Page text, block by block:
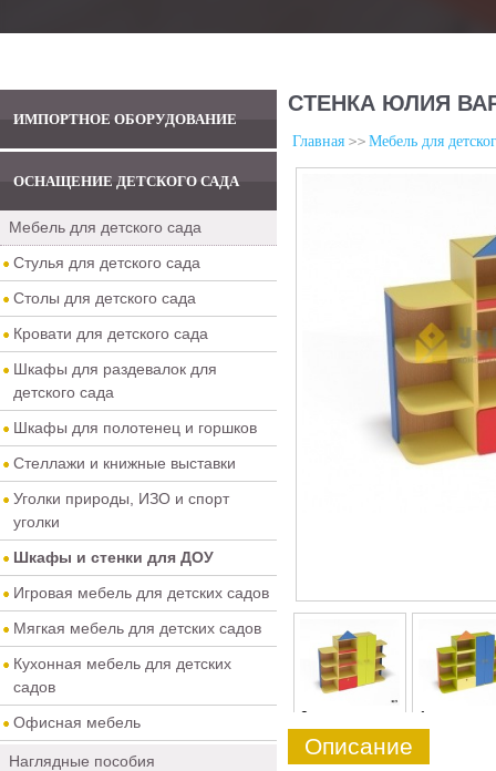
ИМПОРТНОЕ ОБОРУДОВАНИЕ
ОСНАЩЕНИЕ ДЕТСКОГО САДА
Мебель для детского сада
Стулья для детского сада
Столы для детского сада
Кровати для детского сада
Шкафы для раздевалок для
детского сада
Шкафы для полотенец и горшков
Стеллажи и книжные выставки
Уголки природы, ИЗО и спорт
уголки
Шкафы и стенки для ДОУ
Игровая мебель для детских садов
Мягкая мебель для детских садов
Кухонная мебель для детских
садов
Офисная мебель
Наглядные пособия
СТЕНКА ЮЛИЯ
Главная Мебель для
0 1
Описание